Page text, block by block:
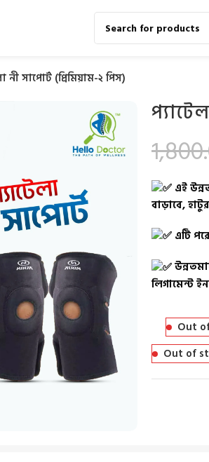
নী সাপোর্ট (প্রিমিয়াম-২ পিস)
এই
বাড়াবে,
এটি
লিগামেন্ট
Out
Out of